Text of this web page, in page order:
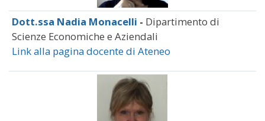
Dott.ssa Nadia Monacelli - Dipartimento di
Scienze Economiche e Aziendali
Link alla pagina docente di Ateneo